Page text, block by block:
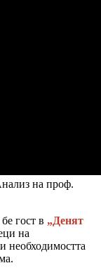
на проф.
бе гост в „Денят
на
необходимостта